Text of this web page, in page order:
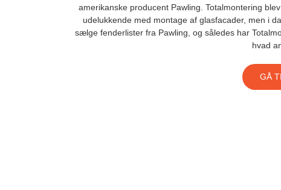
amerikanske producent Pawling. Totalmontering
udelukkende med montage af glasfacader, men i
sælge fenderlister fra Pawling, og således har
hvad
GÅ